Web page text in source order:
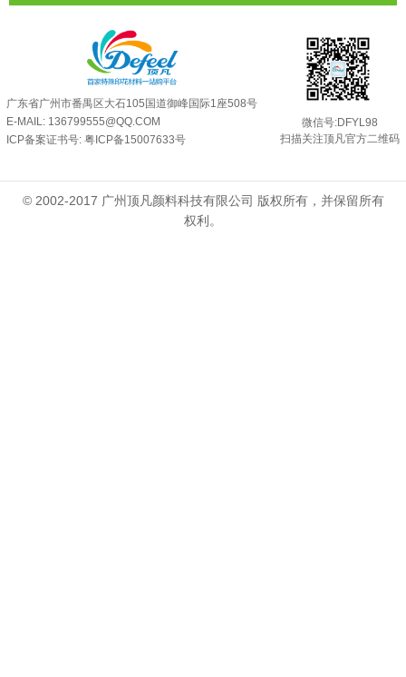
超细反光粉需要搭配什么胶浆使用？
反光粉能用在注塑工艺上吗？ 2025-06-02
2025-05-23
广东省广州市番禺区大石105国道御峰国际1座508号
E-MAIL: 136799555@QQ.COM
ICP备案证书号: 粤ICP备15007633号
微信号:DFYL98
扫描关注顶凡官方二维码
© 2002-2017 广州顶凡颜料科技有限公司 版权所有，并保留所有
权利。